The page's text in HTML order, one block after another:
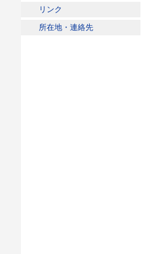
リンク
所在地・連絡先